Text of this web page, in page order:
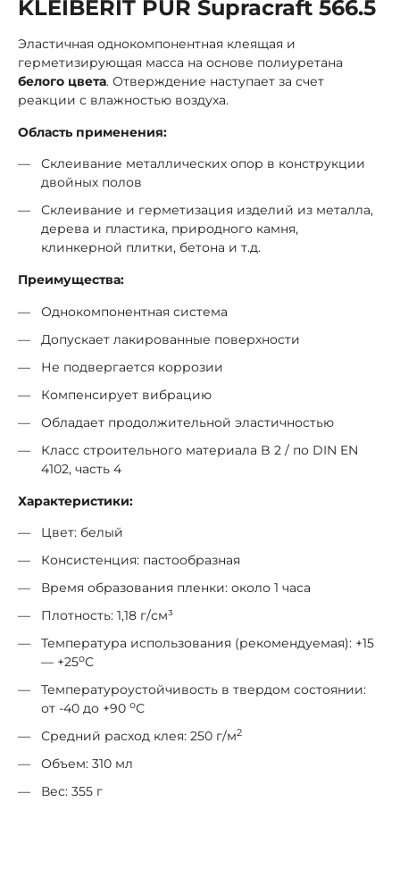
KLEIBERIT PUR Supracraft 566.5
Эластичная однокомпонентная клеящая и
герметизирующая масса на основе полиуретана
белого цвета. Отверждение наступает за счет
реакции с влажностью воздуха.
Область применения:
Склеивание металлических опор в конструкции
двойных полов
Склеивание и герметизация изделий из металла,
дерева и пластика, природного камня,
клинкерной плитки, бетона и т.д.
Преимущества:
Однокомпонентная система
Допускает лакированные поверхности
Не подвергается коррозии
Компенсирует вибрацию
Обладает продолжительной эластичностью
Класс строительного материала B 2 / по DIN EN
4102, часть 4
Характеристики:
Цвет: белый
Консистенция: пастообразная
Время образования пленки: около 1 часа
Плотность: 1,18 г/см³
Температура использования (рекомендуемая): +15
— +25оС
Температуроустойчивость в твердом состоянии:
от -40 до +90 оС
Средний расход клея: 250 г/м2
Объем: 310 мл
Вес: 355 г